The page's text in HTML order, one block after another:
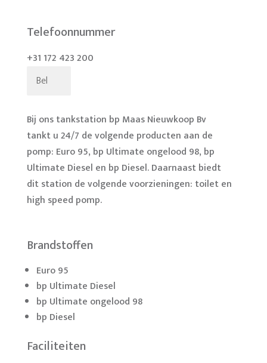
Telefoonnummer
+31 172 423 200
Bel
Bij ons tankstation bp Maas Nieuwkoop Bv
tankt u 24/7 de volgende producten aan de
pomp: Euro 95, bp Ultimate ongelood 98, bp
Ultimate Diesel en bp Diesel. Daarnaast biedt
dit station de volgende voorzieningen: toilet en
high speed pomp.
Brandstoffen
Euro 95
bp Ultimate Diesel
bp Ultimate ongelood 98
bp Diesel
Faciliteiten